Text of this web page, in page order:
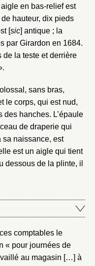
en bas-relief est
hauteur, dix pieds
[ sic ] antique ; la
par Girardon en 1684.
de la teste et derrière
sans bras,
le corps, qui est nud,
des hanches. L’épaule
de draperie qui
sa naissance, est
est un aigle qui tient
dessous de la plinte, il
comptables le
« pour journées de
au magasin […] à